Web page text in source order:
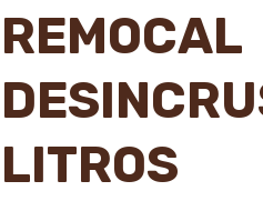
REMOCAL
LITROS